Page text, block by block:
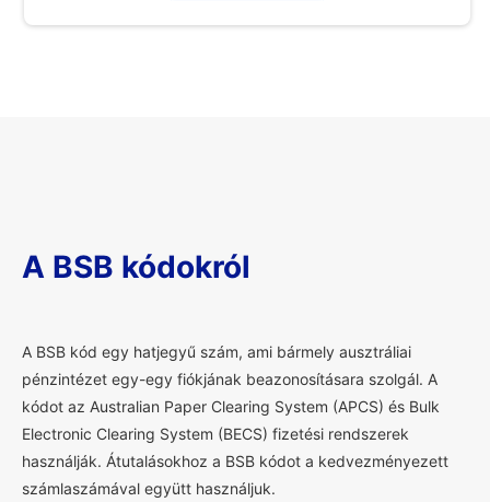
A BSB kódokról
A BSB kód egy hatjegyű szám, ami bármely ausztráliai
pénzintézet egy-egy fiókjának beazonosításara szolgál. A
kódot az Australian Paper Clearing System (APCS) és Bulk
Electronic Clearing System (BECS) fizetési rendszerek
használják. Átutalásokhoz a BSB kódot a kedvezményezett
számlaszámával együtt használjuk.